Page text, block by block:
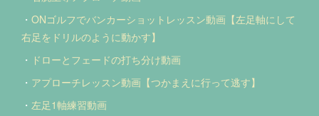
・ ONゴルフでバンカーショットレッスン動画【左足軸にして
右足をドリルのように動かす】
・ ドローとフェードの打ち分け動画
・ アプローチレッスン動画【つかまえに行って逃す】
・ 左足1軸練習動画